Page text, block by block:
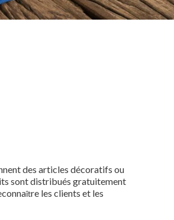
des articles décoratifs ou
sont distribués gratuitement
ître les clients et les